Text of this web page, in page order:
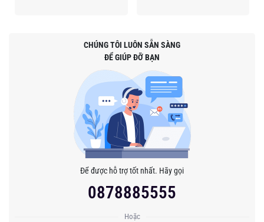
CHÚNG TÔI LUÔN SẴN SÀNG
ĐỂ GIÚP ĐỠ BẠN
Để được hỗ trợ tốt nhất. Hãy gọi
0878885555
Hoặc